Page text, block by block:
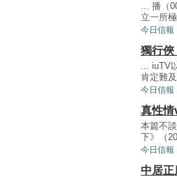
... 播（
立一所
今日信報
獨行俠
... iuTV
肯定難
今日信報
真性
本篇不
下》（
今日信報
中居